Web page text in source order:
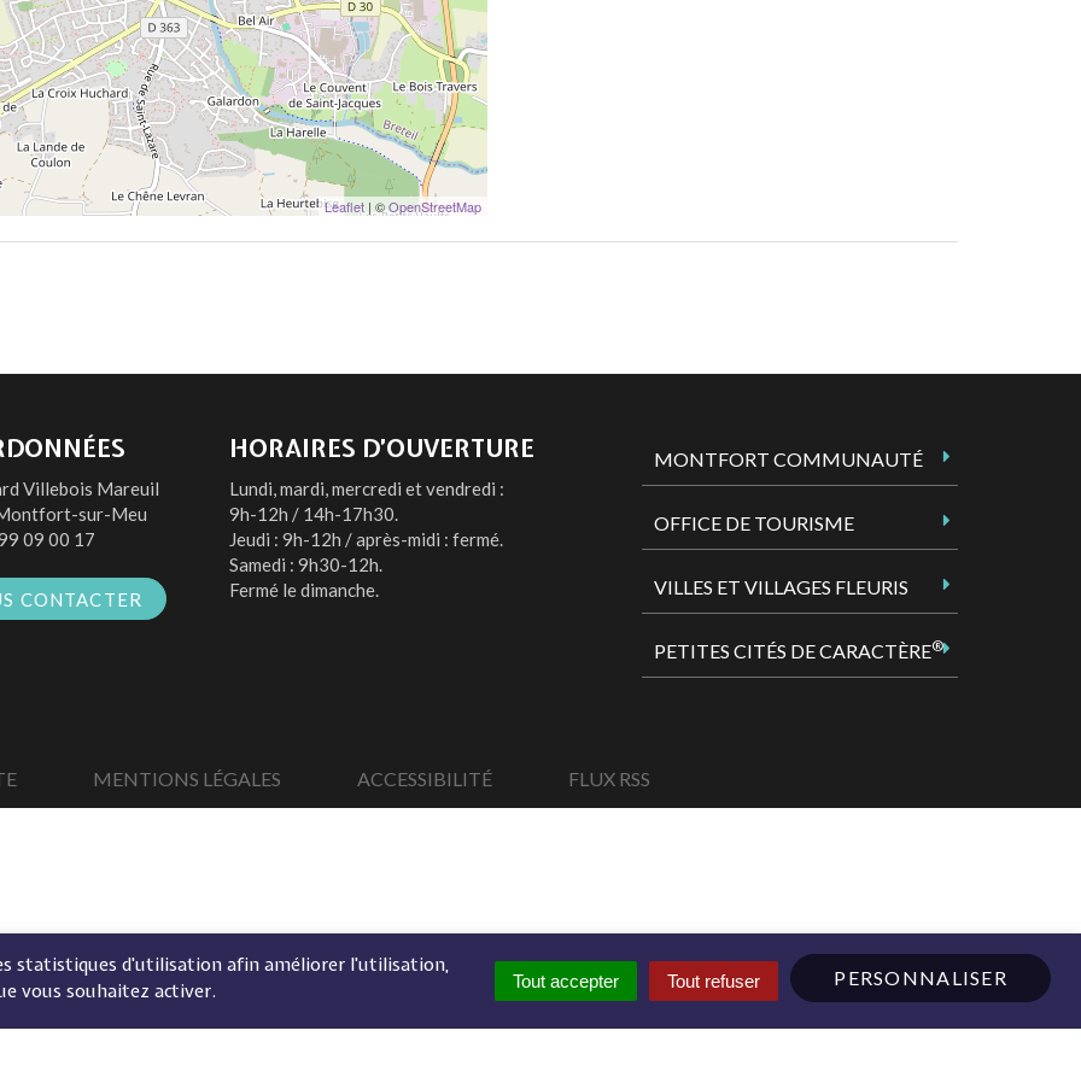
statistiques d'utilisation afin améliorer l'utilisation,
vous souhaitez activer.
Tout accepter Tout refuser PERSONNALISER
Leaflet | ©OpenStreetMap
Villebois Mareuil
sur-Meu
09 00 17
CONTACTER
HORAIRES D’OUVERTURE
Lundi, mardi, mercredi et vendredi :
9h-12h / 14h-17h30.
Jeudi : 9h-12h / après-midi : fermé.
Samedi : 9h30-12h.
Fermé le dimanche.
MONTFORT COMMUNAUTÉ
OFFICE DE TOURISME
VILLES ET VILLAGES FLEURIS
PETITES CITÉS DE CARACTÈRE®
MENTIONS LÉGALES ACCESSIBILITÉ FLUX RSS